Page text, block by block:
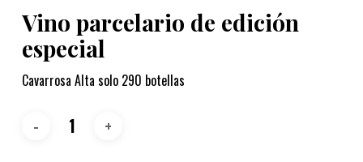
Vino parcelario de edición
especial
Cavarrosa Alta solo 290 botellas